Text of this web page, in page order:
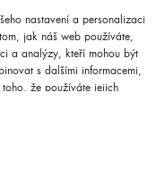
nastavení a personalizaci
jak náš web používáte,
a analýzy, kteří mohou být
s dalšími informacemi,
že používáte jejich